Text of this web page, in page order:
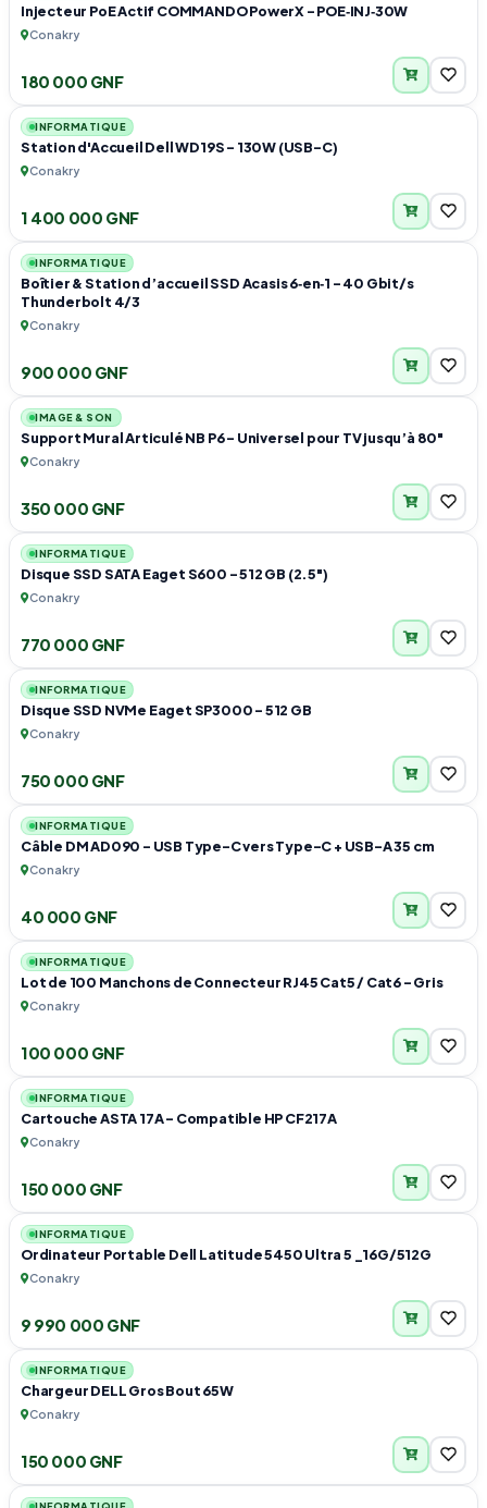
Injecteur PoE Actif COMMANDO PowerX – POE‑INJ‑30W
Conakry
180 000 GNF
INFORMATIQUE
Station d'Accueil Dell WD19S – 130W (USB-C)
Conakry
1 400 000 GNF
INFORMATIQUE
Boîtier & Station d’accueil SSD Acasis 6‑en‑1 – 40 Gbit/s
Thunderbolt 4/3
Conakry
900 000 GNF
IMAGE & SON
Support Mural Articulé NB P6 – Universel pour TV jusqu’à 80"
Conakry
350 000 GNF
INFORMATIQUE
Disque SSD SATA Eaget S600 – 512 GB (2.5")
Conakry
770 000 GNF
INFORMATIQUE
Disque SSD NVMe Eaget SP3000 – 512 GB
Conakry
750 000 GNF
INFORMATIQUE
Câble DM AD090 – USB Type-C vers Type-C + USB-A 35 cm
Conakry
40 000 GNF
INFORMATIQUE
Lot de 100 Manchons de Connecteur RJ45 Cat5 / Cat6 - Gris
Conakry
100 000 GNF
INFORMATIQUE
Cartouche ASTA 17A - Compatible HP CF217A
Conakry
150 000 GNF
INFORMATIQUE
Ordinateur Portable Dell Latitude 5450 Ultra 5 _16G/512G
Conakry
9 990 000 GNF
INFORMATIQUE
Chargeur DELL Gros Bout 65W
Conakry
150 000 GNF